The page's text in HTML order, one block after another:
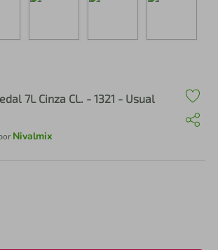
7L Cinza CL. - 1321 - Usual
Nivalmix